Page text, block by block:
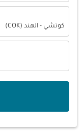
كوتشي - الهند (COK)